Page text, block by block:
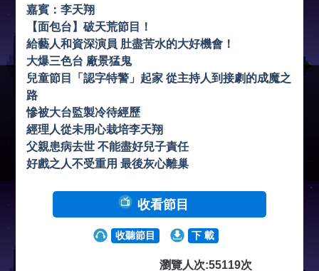
嘉賓：李天翔
【面包台】破天荒節目！
給藝人和資深演員 肚盡苦水的大好機會！
大爆三色台 廠景猛鬼
兒童節目「認字特警」起家 從主持人到接劇的成魔之
路
慘被大台監製冷待經歷
經理人從未用心栽培李天翔
父親患病去世 不能盡好兒子責任
好戲之人不受重用 最後灰心離巢
收看節目
收聽節目 下 載
瀏覽人次:55119次